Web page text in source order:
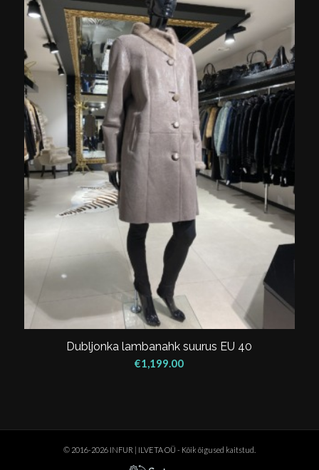
Dubljonka lambanahk suurus EU 40
€1,199.00
© 2016-2026 INFUR | ILVETA OÜ - Kõik õigused kaitstud.